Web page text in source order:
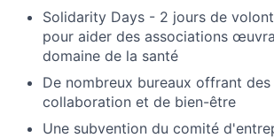
Solidarity Days - 2 jours de
pour aider des associations
domaine de la santé
De nombreux bureaux offrant
collaboration et de bien-être
Une subvention du comité